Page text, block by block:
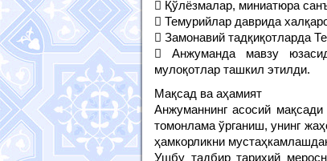
 Қўлёзмалар, миниатюра
 Темурийлар даврида
 Замонавий тадқиқотларда
 Анжуманда мавзу
мулоқотлар ташкил этилди.
Мақсад ва аҳамият
Анжуманнинг асосий
томонлама ўрганиш, унинг
ҳамкорликни
Ушбу тадбир тарихий